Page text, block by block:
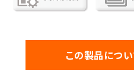
この製品につ